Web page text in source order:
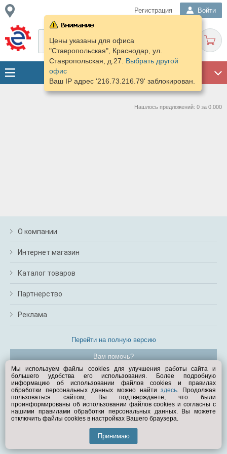
Регистрация Войти
Цены указаны для офиса
"Ставропольская", Краснодар, ул.
Ставропольская, д.27. Выбрать другой
офис
Ваш IP адрес '216.73.216.79' заблокирован.
Нашлось предложений: 0 за 0.000
О компании
Интернет магазин
Каталог товаров
Партнерство
Реклама
Перейти на полную версию
Вам помочь?
© Exist.ru 1998—2026
Мы используем файлы cookies для улучшения работы сайта и
большего удобства его использования. Более подробную
информацию об использовании файлов cookies и правилах
обработки персональных данных можно найтиздесь. Продолжая
пользоваться сайтом, Вы подтверждаете, что были
проинформированы об использовании файлов cookies и согласны с
нашими правилами обработки персональных данных. Вы можете
отключить файлы cookies в настройках Вашего браузера.
Принимаю